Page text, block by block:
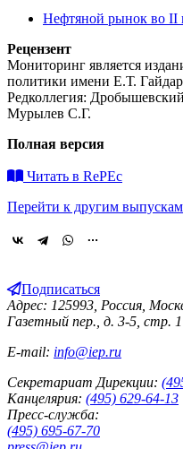
Нефтяной рынок во II
Рецензент
Мониторинг является
политики имени Е.Т.
Редколлегия:
Мурылев С.Г.
Полная версия
Читать в RePEc
Перейти к другим выпускам
Подписаться
Адрес: 125993, Россия,
Газетный пер., д. 3-5, стр. 1
E-mail: info@iep.ru
Секретариат Дирекции:
Канцелярия: (495) 629-64-13
Пресс-служба:
(495) 695-67-70